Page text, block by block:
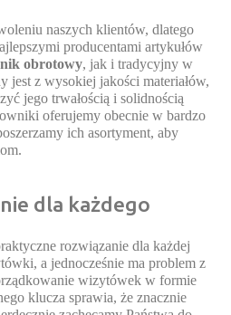
naszych klientów, dlatego
producentami artykułów
obrotowy, jak i tradycyjny w
jest z wysokiej jakości materiałów,
jego trwałością i solidnością
oferujemy obecnie w bardzo
ich asortyment, aby
dla każdego
rozwiązanie dla każdej
a jednocześnie ma problem z
wizytówek w formie
klucza sprawia, że znacznie